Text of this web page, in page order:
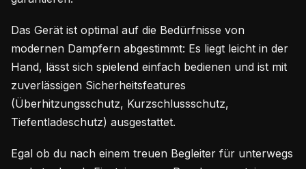
Das Gerät ist optimal auf die Bedürfnisse von
modernen Dampfern abgestimmt: Es liegt leicht in der
Hand, lässt sich spielend einfach bedienen und ist mit
zuverlässigen Sicherheitsfeatures
(Überhitzungsschutz, Kurzschlussschutz,
Tiefentladeschutz) ausgestattet.
Egal ob du nach einem treuen Begleiter für unterwegs